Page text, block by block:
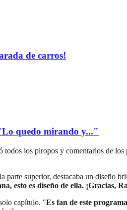
de carros!
quedo mirando y..."
los piropos y comentarios de los
parte superior, destacaba un diseño
esto es diseño de ella. ¡Gracias,
capítulo. "Es fan de este